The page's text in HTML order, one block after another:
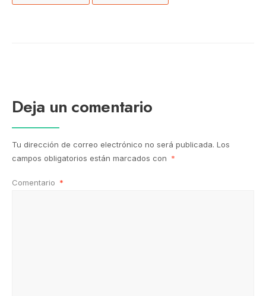
Deja un comentario
Tu dirección de correo electrónico no será publicada. Los
campos obligatorios están marcados con *
Comentario *